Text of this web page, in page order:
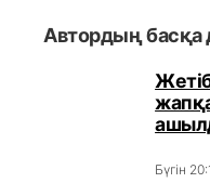
Автордың басқа
Бүгін